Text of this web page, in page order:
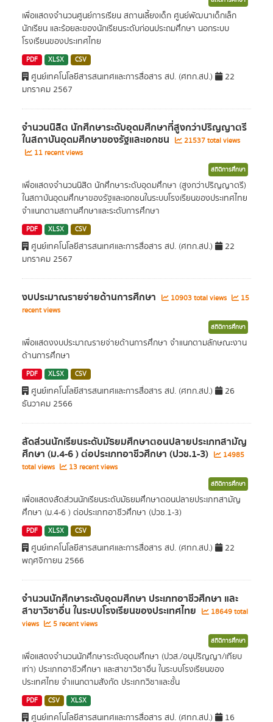
เพื่อแสดงจำนวนศูนย์การเรียน สถานเลี้ยงเด็ก ศูนย์พัฒนาเด็กเล็ก
นักเรียน และร้อยละของนักเรียนระดับก่อนประถมศึกษา นอกระบบ
โรงเรียนของประเทศไทย
PDF XLSX CSV
ศูนย์เทคโนโลยีสารสนเทศและการสื่อสาร สป. (ศทก.สป.)
22
มกราคม 2567
จำนวนนิสิต นักศึกษาระดับอุดมศึกษาที่สูงกว่าปริญญาตรี
ในสถาบันอุดมศึกษาของรัฐและเอกชน
21537 total views
11 recent views
สถิติการศึกษา
เพื่อแสดงจำนวนนิสิต นักศึกษาระดับอุดมศึกษา (สูงกว่าปริญญาตรี)
ในสถาบันอุดมศึกษาของรัฐและเอกชนในระบบโรงเรียนของประเทศไทย
จำแนกตามสถานศึกษาและระดับการศึกษา
PDF XLSX CSV
ศูนย์เทคโนโลยีสารสนเทศและการสื่อสาร สป. (ศทก.สป.)
22
มกราคม 2567
งบประมาณรายจ่ายด้านการศึกษา 10903 total views
15
recent views
สถิติการศึกษา
เพื่อแสดงงบประมาณรายจ่ายด้านการศึกษา จำแนกตามลักษณะงาน
ด้านการศึกษา
PDF XLSX CSV
ศูนย์เทคโนโลยีสารสนเทศและการสื่อสาร สป. (ศทก.สป.)
26
ธันวาคม 2566
สัดส่วนนักเรียนระดับมัธยมศึกษาตอนปลายประเภทสามัญ
ศึกษา (ม.4-6 ) ต่อประเภทอาชีวศึกษา (ปวช.1-3)
14985
total views
13 recent views
สถิติการศึกษา
เพื่อแสดงสัดส่วนนักเรียนระดับมัธยมศึกษาตอนปลายประเภทสามัญ
ศึกษา (ม.4-6 ) ต่อประเภทอาชีวศึกษา (ปวช.1-3)
PDF XLSX CSV
ศูนย์เทคโนโลยีสารสนเทศและการสื่อสาร สป. (ศทก.สป.)
22
พฤศจิกายน 2566
จำนวนนักศึกษาระดับอุดมศึกษา ประเภทอาชีวศึกษา และ
สาขาวิชาอื่น ในระบบโรงเรียนของประเทศไทย
18649 total
views
5 recent views
สถิติการศึกษา
เพื่อแสดงจำนวนนักศึกษาระดับอุดมศึกษา (ปวส./อนุปริญญา/เทียบ
เท่า) ประเภทอาชีวศึกษา และสาขาวิชาอื่น ในระบบโรงเรียนของ
ประเทศไทย จำแนกตามสังกัด ประเภทวิชาและชั้น
PDF CSV XLSX
ศูนย์เทคโนโลยีสารสนเทศและการสื่อสาร สป. (ศทก.สป.) 16